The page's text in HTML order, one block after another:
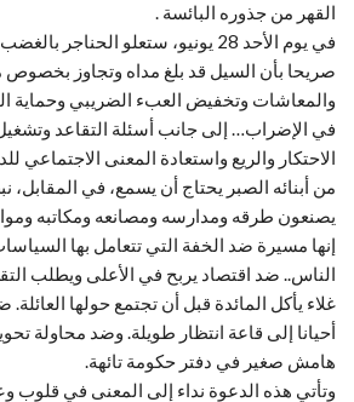
القهر من جذوره البائسة .
في يوم الأحد 28 يونيو، ستعلو
صريحا بأن السيل قد بلغ مداه وتجاوز بخصوص
والمعاشات وتخفيض العبء الضريبي وحماية
في الإضراب… إلى جانب أسئلة التقاعد
الاحتكار والريع واستعادة المعنى الاجتماعي
من أبنائه الصبر يحتاج أن يسمع، في المقابل،
يصنعون طرقه ومدارسه ومصانعه ومكاتبه
إنها مسيرة ضد الخفة التي تتعامل بها
الناس.. ضد اقتصاد يربح في الأعلى ويطلب
غلاء يأكل المائدة قبل أن تجتمع حولها
أحيانا إلى قاعة انتظار طويلة. وضد محاولة
هامش صغير في دفتر حكومة تائهة.
وتأتي هذه الدعوة نداء إلى المعنى في قلوب